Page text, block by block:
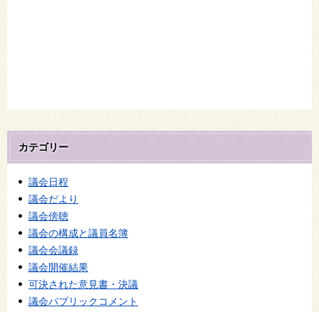
カテゴリー
議会日程
議会だより
議会傍聴
議会の構成と議員名簿
議会会議録
議会開催結果
可決された意見書・決議
議会パブリックコメント